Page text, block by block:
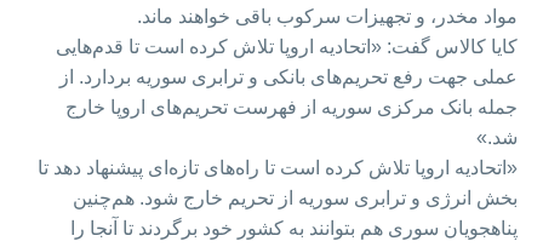
مواد مخدر، و تجهیزات سرکوب باقی خواهند ماند.
کایا کالاس گفت: «اتحادیه اروپا تلاش کرده است تا قدم‌هایی
عملی جهت رفع تحریم‌های بانکی و ترابری سوریه بردارد. از
جمله بانک مرکزی سوریه از فهرست تحریم‌های اروپا خارج
شد.»
«اتحادیه اروپا تلاش کرده است تا راه‌های تازه‌ای پیشنهاد دهد تا
بخش انرژی و ترابری سوریه از تحریم خارج شود. هم‌چنین
پناهجویان سوری هم بتوانند به کشور خود برگردند تا آنجا را